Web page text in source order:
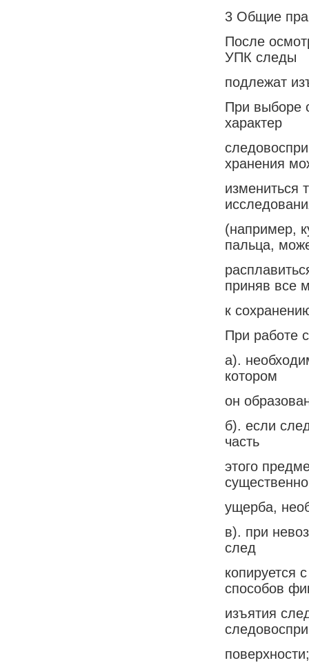
3 Общие
После
УПК следы
подлежат
При выборе
характер
хранения
измениться
(например,
пальца,
приняв все
к
При работе
а).
котором
он
б). если
часть
этого
ущерба,
в). при
след
копируется
способов
изъятия